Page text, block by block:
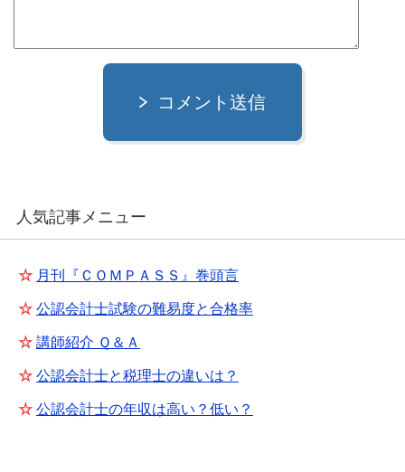
コメント送信
人気記事メニュー
☆ 月刊『ＣＯＭＰＡＳＳ』巻頭言
☆ 公認会計士試験の難易度と合格率
☆ 講師紹介 Ｑ＆Ａ
☆ 公認会計士と税理士の違いは？
☆ 公認会計士の年収は高い？低い？